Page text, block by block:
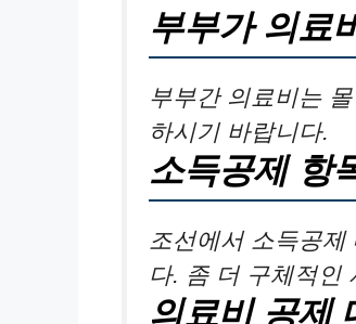
부부가 의료
부부간 의료비는
하시기 바랍니다.
소득공제 항
조선에서 소득공
다. 좀 더 구체적인
의료비 공제